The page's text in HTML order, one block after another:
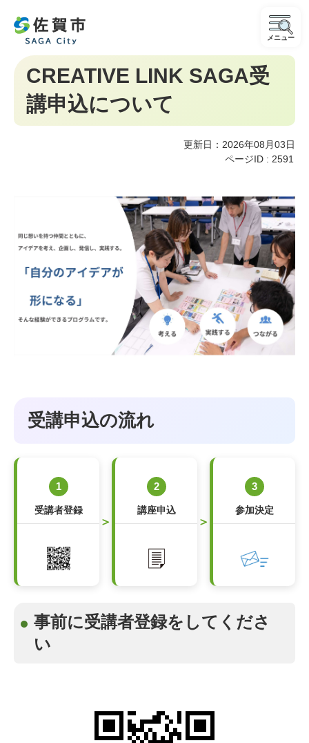
メニュー
CREATIVE LINK SAGA受
講申込について
更新日：2026年08月03日
ページID : 2591
受講申込の流れ
1
受講者登録
＞
2
講座申込
＞
3
参加決定
事前に受講者登録をしてくださ
い